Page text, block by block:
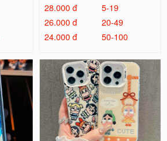
28.000 đ
5-19
26.000 đ
20-49
24.000 đ
50-100